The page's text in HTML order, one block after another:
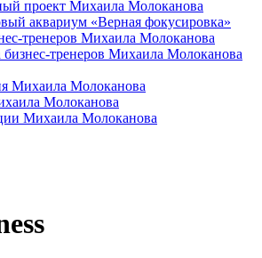
проект Михаила Молоканова
аквариум «Верная фокусировка»
тренеров Михаила Молоканова
тренеров Михаила Молоканова
Михаила Молоканова
Молоканова
Михаила Молоканова